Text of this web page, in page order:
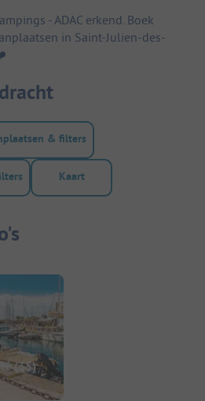
- ADAC erkend. Boek
in Saint-Julien-des-
& filters
Kaart
(35)